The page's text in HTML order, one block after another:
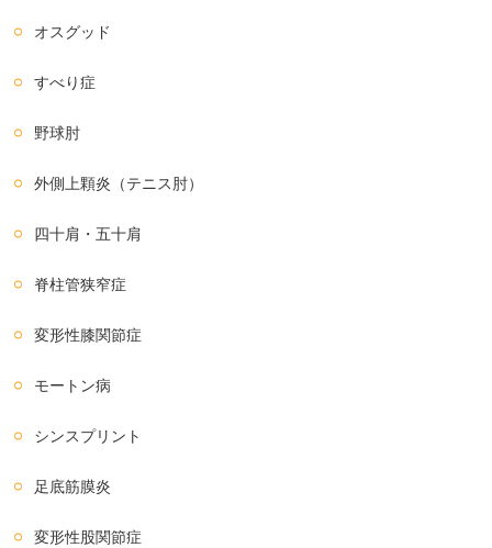
オスグッド
すべり症
野球肘
外側上顆炎（テニス肘）
四十肩・五十肩
脊柱管狭窄症
変形性膝関節症
モートン病
シンスプリント
足底筋膜炎
変形性股関節症